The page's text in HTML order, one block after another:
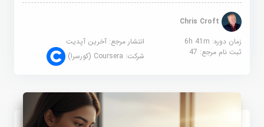
Chris Croft
زمان دوره: 6h 41m
انتشار مرجع:آخرین آپدیت
ثبت نام مرجع:47 شرکت:Coursera (کورسرا)